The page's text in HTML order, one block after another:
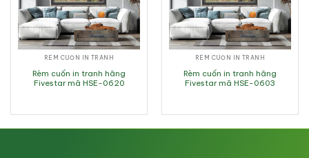
RÈM CUỐN IN TRANH
Rèm cuốn in tranh hãng
Fivestar mã HSE-0620
RÈM CUỐN IN TRANH
Rèm cuốn in tranh hãng
Fivestar mã HSE-0603